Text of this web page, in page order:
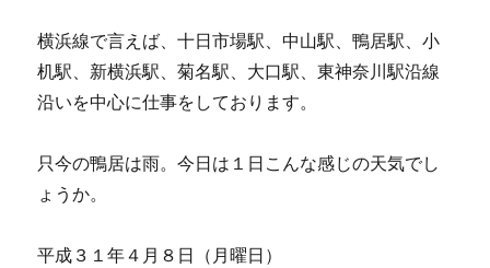
い
す。
に
横浜線で言えば、十日市場駅、中山駅、鴨居駅、小
机駅、新横浜駅、菊名駅、大口駅、東神奈川駅沿線
沿いを中心に仕事をしております。
只今の鴨居は雨。今日は１日こんな感じの天気でし
ょうか。
平成３１年４月８日（月曜日）